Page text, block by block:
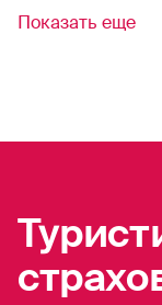
трекинг
Показать еще